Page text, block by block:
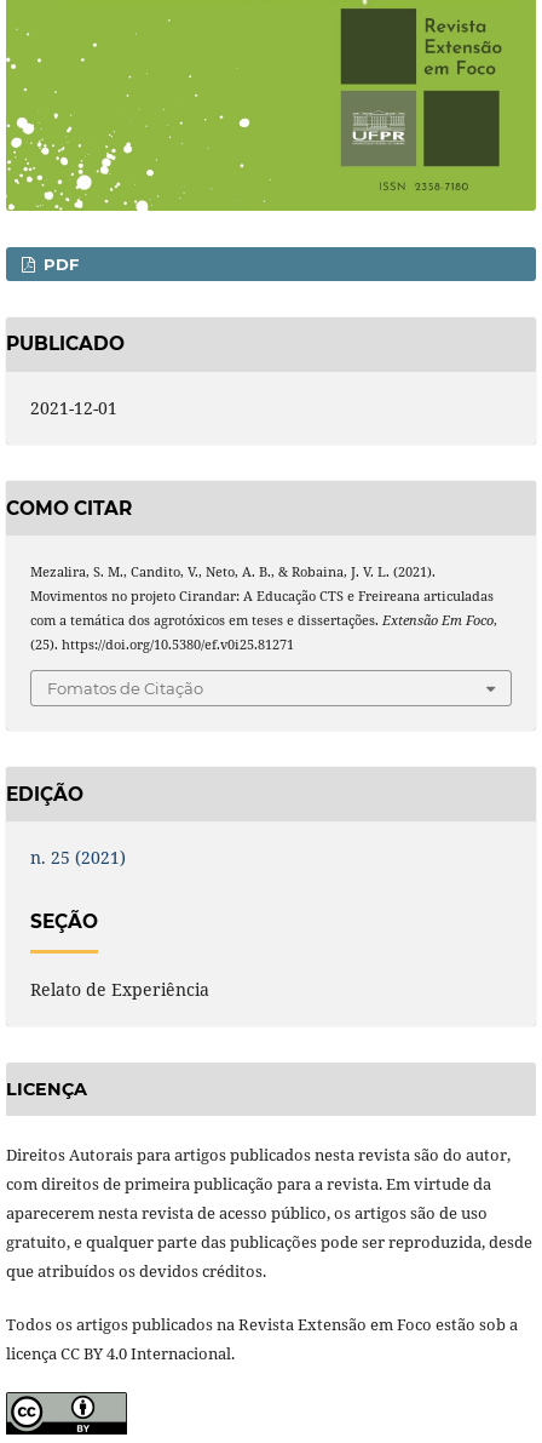
PDF
PUBLICADO
2021-12-01
COMO CITAR
Mezalira, S. M., Candito, V., Neto, A. B., & Robaina, J. V. L. (2021).
Movimentos no projeto Cirandar: A Educação CTS e Freireana articuladas
com a temática dos agrotóxicos em teses e dissertações. Extensão Em Foco,
(25). https://doi.org/10.5380/ef.v0i25.81271
Fomatos de Citação
EDIÇÃO
n. 25 (2021)
SEÇÃO
Relato de Experiência
LICENÇA
Direitos Autorais para artigos publicados nesta revista são do autor,
com direitos de primeira publicação para a revista. Em virtude da
aparecerem nesta revista de acesso público, os artigos são de uso
gratuito, e qualquer parte das publicações pode ser reproduzida, desde
que atribuídos os devidos créditos.
Todos os artigos publicados na Revista Extensão em Foco estão sob a
licença CC BY 4.0 Internacional.